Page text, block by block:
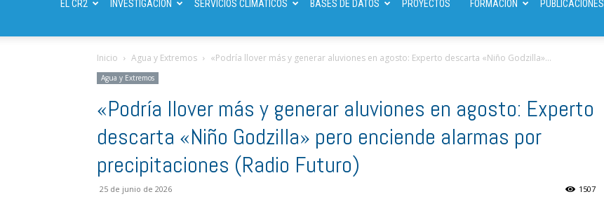
Centro
EL CR2 INVESTIGACIÓN SERVICIOS CLIMÁTICOS BASES DE DATOS PROYECTOS FORMACIÓN PUBLICACIONES
Inicio Agua y Extremos «Podría llover más y generar aluviones en agosto: Experto descarta «Niño Godzilla»...
Agua y Extremos
«Podría llover más y generar aluviones en agosto: Experto
descarta «Niño Godzilla» pero enciende alarmas por
precipitaciones (Radio Futuro)
25 de junio de 2026 1507